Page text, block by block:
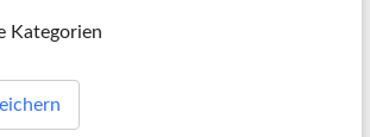
Kategorien